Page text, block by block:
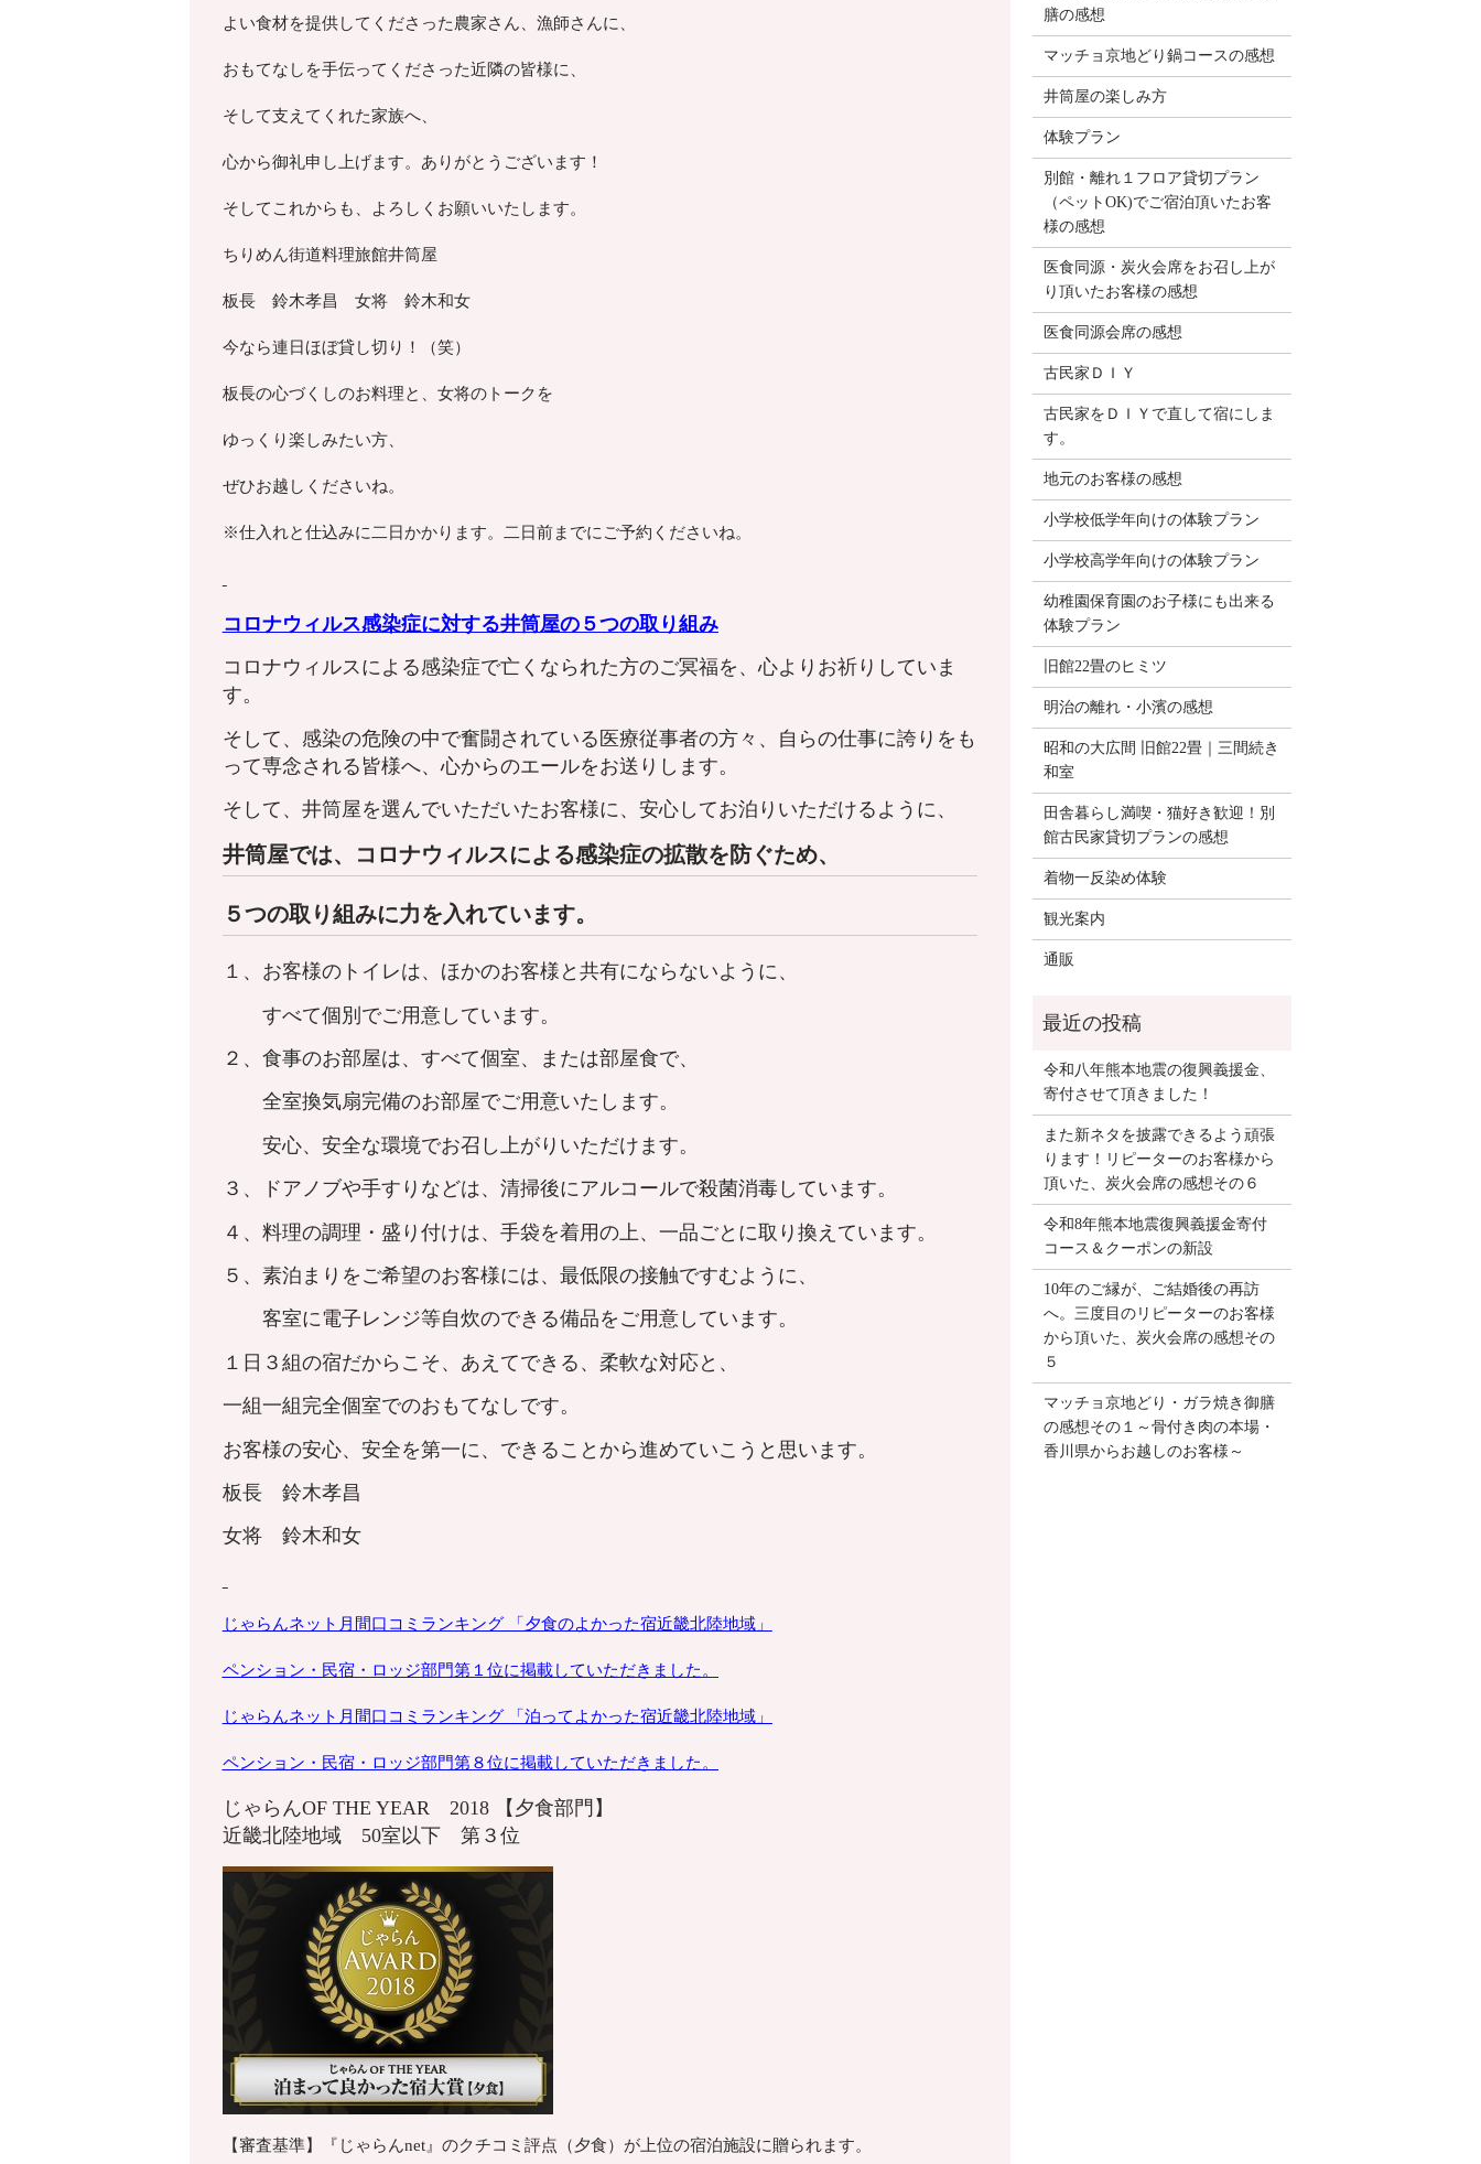
よい食材を提供してくださった農家さん、漁師さんに、
おもてなしを手伝ってくださった近隣の皆様に、
そして支えてくれた家族へ、
心から御礼申し上げます。ありがとうございます！
そしてこれからも、よろしくお願いいたします。
ちりめん街道料理旅館井筒屋
板長 鈴木孝昌 女将 鈴木和女
今なら連日ほぼ貸し切り！（笑）
板長の心づくしのお料理と、女将のトークを
ゆっくり楽しみたい方、
ぜひお越しくださいね。
※仕入れと仕込みに二日かかります。二日前までにご予約くださいね。
コロナウィルス感染症に対する井筒屋の５つの取り組み
コロナウィルスによる感染症で亡くなられた方のご冥福を、心よりお祈りしていま
す。
そして、感染の危険の中で奮闘されている医療従事者の方々、自らの仕事に誇りをも
って専念される皆様へ、心からのエールをお送りします。
そして、井筒屋を選んでいただいたお客様に、安心してお泊りいただけるように、
井筒屋では、コロナウィルスによる感染症の拡散を防ぐため、
５つの取り組みに力を入れています。
１、お客様のトイレは、ほかのお客様と共有にならないように、
すべて個別でご用意しています。
２、食事のお部屋は、すべて個室、または部屋食で、
全室換気扇完備のお部屋でご用意いたします。
安心、安全な環境でお召し上がりいただけます。
３、ドアノブや手すりなどは、清掃後にアルコールで殺菌消毒しています。
４、料理の調理・盛り付けは、手袋を着用の上、一品ごとに取り換えています。
５、素泊まりをご希望のお客様には、最低限の接触ですむように、
客室に電子レンジ等自炊のできる備品をご用意しています。
１日３組の宿だからこそ、あえてできる、柔軟な対応と、
一組一組完全個室でのおもてなしです。
お客様の安心、安全を第一に、できることから進めていこうと思います。
板長 鈴木孝昌
女将 鈴木和女
じゃらんネット月間口コミランキング 「夕食のよかった宿近畿北陸地域」
ペンション・ 民宿・ロッジ部門第１位に掲載していただきました。
じゃらんネット月間口コミランキング 「泊ってよかった宿近畿北陸地域」
ペンション・ 民宿・ロッジ部門第８位に掲載していただきました。
じゃらんOF THE YEAR 2018 【夕食部門】
近畿北陸地域 50室以下 第３位
【審査基準】『じゃらんnet』のクチコミ評点（夕食）が上位の宿泊施設に贈られます。
膳の感想
マッチョ京地どり鍋コースの感想
井筒屋の楽しみ方
体験プラン
別館・離れ１フロア貸切プラン
（ペットOK)でご宿泊頂いたお客
様の感想
医食同源・炭火会席をお召し上が
り頂いたお客様の感想
医食同源会席の感想
古民家ＤＩＹ
古民家をＤＩＹで直して宿にしま
す。
地元のお客様の感想
小学校低学年向けの体験プラン
小学校高学年向けの体験プラン
幼稚園保育園のお子様にも出来る
体験プラン
旧館22畳のヒミツ
明治の離れ・小濱の感想
昭和の大広間 旧館22畳｜三間続き
和室
田舎暮らし満喫・猫好き歓迎！別
館古民家貸切プランの感想
着物一反染め体験
観光案内
通販
令和八年熊本地震の復興義援金、
寄付させて頂きました！
また新ネタを披露できるよう頑張
ります！リピーターのお客様から
頂いた、炭火会席の感想その６
令和8年熊本地震復興義援金寄付
コース＆クーポンの新設
10年のご縁が、ご結婚後の再訪
へ。三度目のリピーターのお客様
から頂いた、炭火会席の感想その
５
マッチョ京地どり・ガラ焼き御膳
の感想その１～骨付き肉の本場・
香川県からお越しのお客様～